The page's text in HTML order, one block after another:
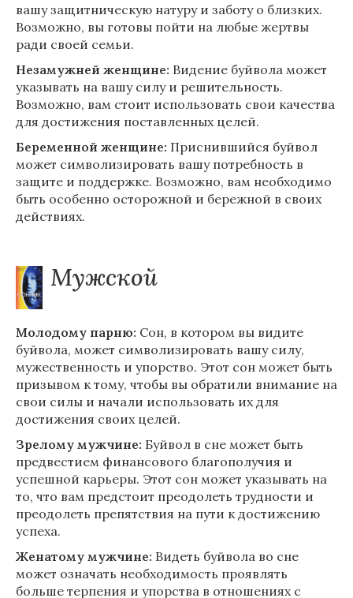
вашу защитническую натуру и заботу о близких.
Возможно, вы готовы пойти на любые жертвы
ради своей семьи.
Незамужней женщине: Видение буйвола может
указывать на вашу силу и решительность.
Возможно, вам стоит использовать свои качества
для достижения поставленных целей.
Беременной женщине: Приснившийся буйвол
может символизировать вашу потребность в
защите и поддержке. Возможно, вам необходимо
быть особенно осторожной и бережной в своих
действиях.
Мужской
Молодому парню: Сон, в котором вы видите
буйвола, может символизировать вашу силу,
мужественность и упорство. Этот сон может быть
призывом к тому, чтобы вы обратили внимание на
свои силы и начали использовать их для
достижения своих целей.
Зрелому мужчине: Буйвол в сне может быть
предвестием финансового благополучия и
успешной карьеры. Этот сон может указывать на
то, что вам предстоит преодолеть трудности и
преодолеть препятствия на пути к достижению
успеха.
Женатому мужчине: Видеть буйвола во сне
может означать необходимость проявлять
больше терпения и упорства в отношениях с